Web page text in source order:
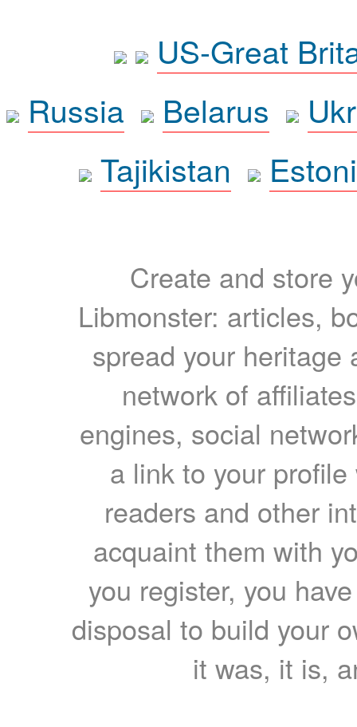
US-Great
Russia
Belarus
Tajikistan
Create and store
Libmonster: articles,
spread your heritage
network of
engines, social
a link to your
readers and other
acquaint them with
you register, you
disposal to build your
it was, it is,